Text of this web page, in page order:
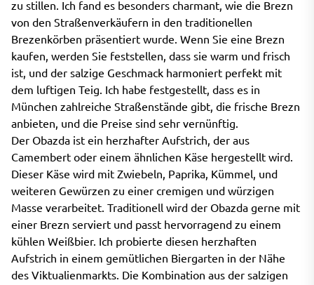
zu stillen. Ich fand es besonders charmant, wie die Brezn
von den Straßenverkäufern in den traditionellen
Brezenkörben präsentiert wurde. Wenn Sie eine Brezn
kaufen, werden Sie feststellen, dass sie warm und frisch
ist, und der salzige Geschmack harmoniert perfekt mit
dem luftigen Teig. Ich habe festgestellt, dass es in
München zahlreiche Straßenstände gibt, die frische Brezn
anbieten, und die Preise sind sehr vernünftig.
Der Obazda ist ein herzhafter Aufstrich, der aus
Camembert oder einem ähnlichen Käse hergestellt wird.
Dieser Käse wird mit Zwiebeln, Paprika, Kümmel, und
weiteren Gewürzen zu einer cremigen und würzigen
Masse verarbeitet. Traditionell wird der Obazda gerne mit
einer Brezn serviert und passt hervorragend zu einem
kühlen Weißbier. Ich probierte diesen herzhaften
Aufstrich in einem gemütlichen Biergarten in der Nähe
des Viktualienmarkts. Die Kombination aus der salzigen